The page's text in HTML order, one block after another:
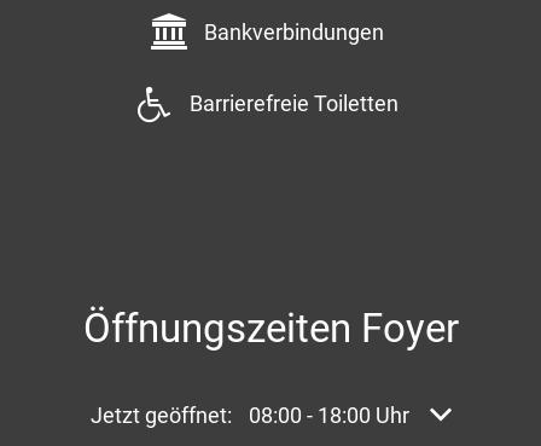
Bankverbindungen
Barrierefreie Toiletten
Öffnungszeiten Foyer
Klicken, um weitere Öffnungs- oder
Jetzt geöffnet: 08:00 - 18:00 Uhr Von 08:00